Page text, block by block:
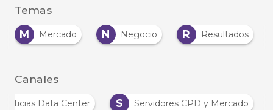
Temas
M
Mercado N Negocio R Resultados
Canales
Noticias Data Center S Servidores CPD y Mercado